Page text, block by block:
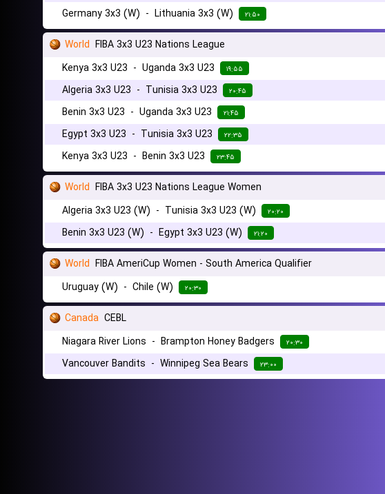
Germany 3x3 (W) - Lithuania 3x3 (W) ۲۱:۵۰
World FIBA 3x3 U23 Nations League
Kenya 3x3 U23 - Uganda 3x3 U23 ۱۹:۵۵
Algeria 3x3 U23 - Tunisia 3x3 U23 ۲۰:۴۵
Benin 3x3 U23 - Uganda 3x3 U23 ۲۱:۴۵
Egypt 3x3 U23 - Tunisia 3x3 U23 ۲۲:۳۵
Kenya 3x3 U23 - Benin 3x3 U23 ۲۳:۴۵
World FIBA 3x3 U23 Nations League Women
Algeria 3x3 U23 (W) - Tunisia 3x3 U23 (W) ۲۰:۲۰
Benin 3x3 U23 (W) - Egypt 3x3 U23 (W) ۲۱:۲۰
World FIBA AmeriCup Women - South America Qualifier
Uruguay (W) - Chile (W) ۲۰:۳۰
Canada CEBL
Niagara River Lions - Brampton Honey Badgers ۲۰:۳۰
Vancouver Bandits - Winnipeg Sea Bears ۲۳:۰۰